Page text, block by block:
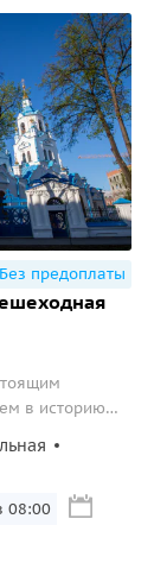
Без предоплаты
в историю
улочках и
с нами в это
08:00